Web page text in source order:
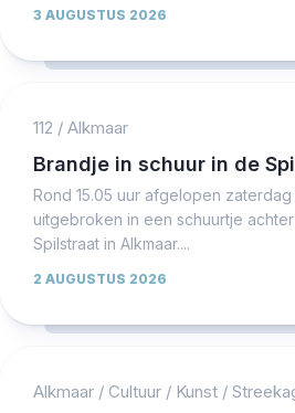
3 AUGUSTUS 2026
112 / Alkmaar
Brandje in schuur in de
Rond 15.05 uur afgelopen
uitgebroken in een schuurtje
Spilstraat in Alkmaar....
2 AUGUSTUS 2026
Alkmaar / Cultuur / Kunst /